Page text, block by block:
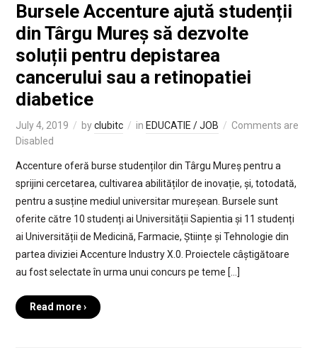
Bursele Accenture ajută studenții
din Târgu Mureș să dezvolte
soluții pentru depistarea
cancerului sau a retinopatiei
diabetice
July 4, 2019 byclubitc in EDUCATIE / JOB
Comments are
Disabled
Accenture oferă burse studenților din Târgu Mureș pentru a
sprijini cercetarea, cultivarea abilităților de inovație, și, totodată,
pentru a susține mediul universitar mureșean. Bursele sunt
oferite către 10 studenți ai Universității Sapientia și 11 studenți
ai Universității de Medicină, Farmacie, Științe și Tehnologie din
partea diviziei Accenture Industry X.0. Proiectele câștigătoare
au fost selectate în urma unui concurs pe teme […]
Read more ›